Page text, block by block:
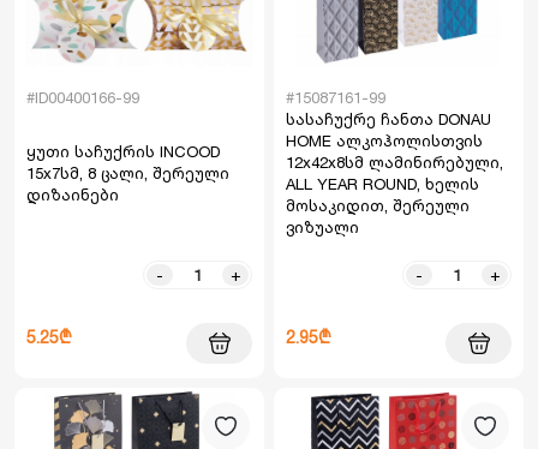
#ID00400166-99
ყუთი საჩუქრის INCOOD
15x7სმ, 8 ცალი, შერეული
დიზაინები
- +
5.25₾
#15087161-99
სასაჩუქრე ჩანთა DONAU
HOME ალკოჰოლისთვის
12x42x8სმ ლამინირებული,
ALL YEAR ROUND, ხელის
მოსაკიდით, შერეული
ვიზუალი
- +
2.95₾